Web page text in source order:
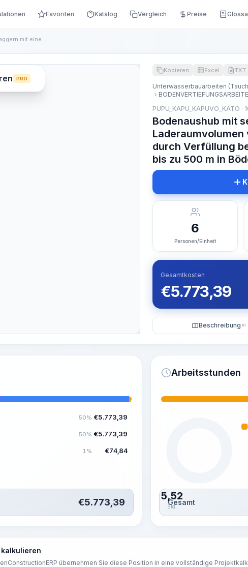
Favoriten Katalog Vergleich Preise
Bodenaushub mit selbstfahrenden Baggern mit einem Laderaumvo...
PRO
Kopieren Excel TXT
Unterwasserbauarbeiten
PUPU_KAPU_KAPUVO_KATO ·
Bodenaushub mit
durch Verfüllung
bis zu 500 m in
6
Personen/Einheit
Gesamtkosten
€5.773,39
Beschreibung KI
50% €5.773,39
50% €5.773,39
1% €74,84
€5.773,39
Arbeitsstunden
5,52
Std.
Gesamt
übernehmen Sie diese Position in eine vollständige